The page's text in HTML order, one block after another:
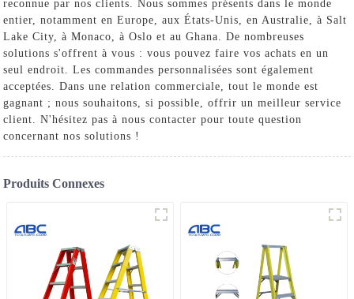
reconnue par nos clients. Nous sommes présents dans le monde
entier, notamment en Europe, aux États-Unis, en Australie, à Salt
Lake City, à Monaco, à Oslo et au Ghana. De nombreuses
solutions s'offrent à vous : vous pouvez faire vos achats en un
seul endroit. Les commandes personnalisées sont également
acceptées. Dans une relation commerciale, tout le monde est
gagnant ; nous souhaitons, si possible, offrir un meilleur service
client. N'hésitez pas à nous contacter pour toute question
concernant nos solutions !
Produits Connexes